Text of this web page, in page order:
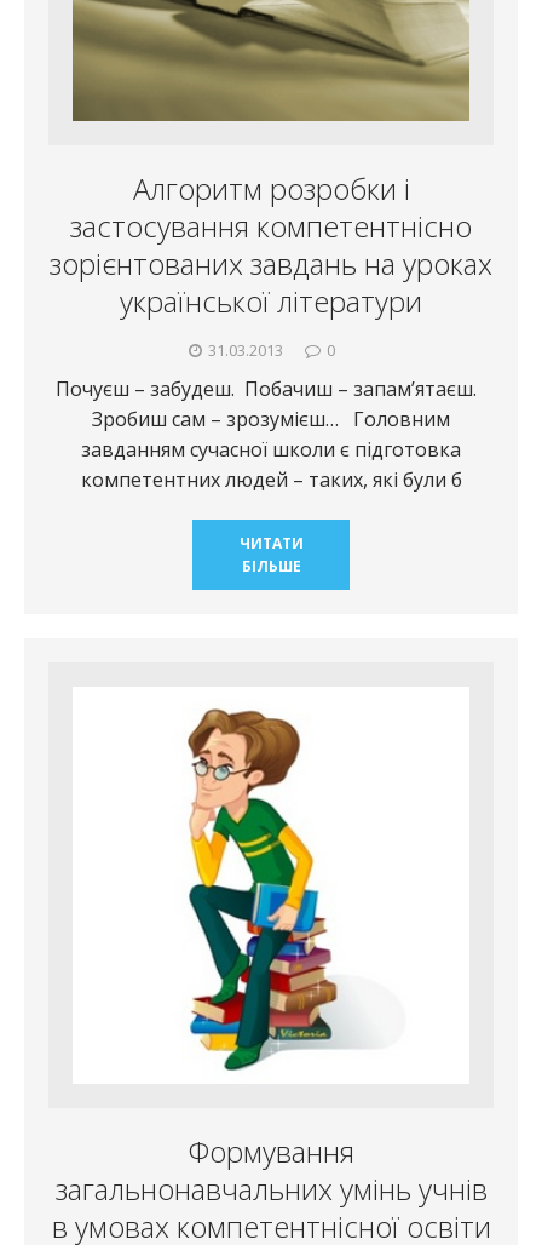
Алгоритм розробки і
застосування компетентнісно
зорієнтованих завдань на уроках
української літератури
31.03.2013 0
Почуєш – забудеш. Побачиш – запам’ятаєш.
Зробиш сам – зрозумієш… Головним
завданням сучасної школи є підготовка
компетентних людей – таких, які були б
ЧИТАТИ
БІЛЬШЕ
Формування
загальнонавчальних умінь учнів
в умовах компетентнісної освіти